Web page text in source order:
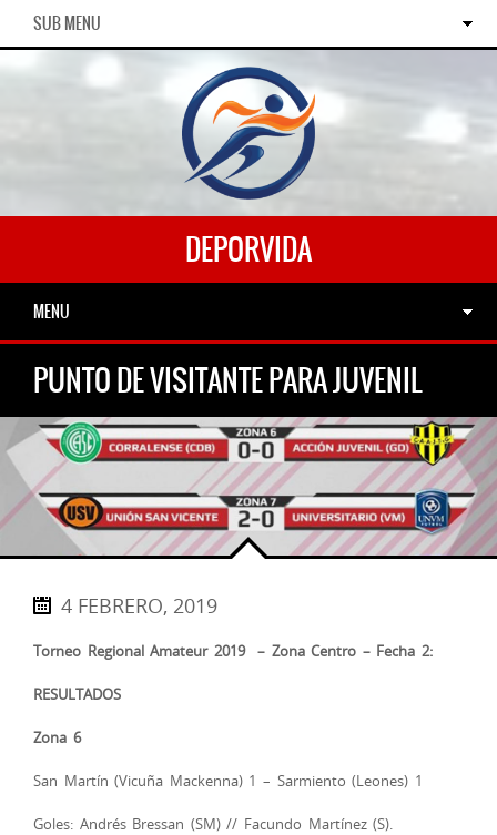
SUB MENU
DEPORVIDA
MENU
PUNTO DE VISITANTE PARA JUVENIL
4 FEBRERO, 2019
Torneo Regional Amateur 2019 – Zona Centro – Fecha 2:
RESULTADOS
Zona 6
San Martín (Vicuña Mackenna) 1 – Sarmiento (Leones) 1
Goles: Andrés Bressan (SM) // Facundo Martínez (S).